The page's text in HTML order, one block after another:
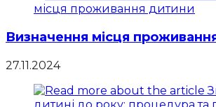
Визначення місця
27.11.2024